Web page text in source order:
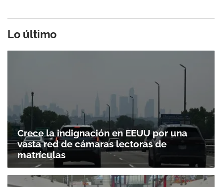
Gracias por suscribirte a nuestro boletín.
Lo último
Crece la indignación en EEUU por una
vasta red de cámaras lectoras de
matrículas